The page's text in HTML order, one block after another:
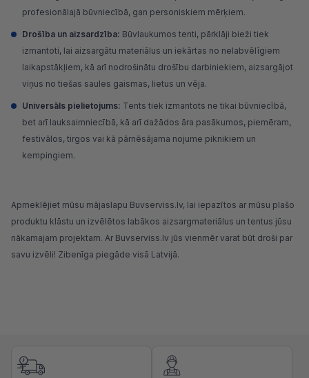
profesionālajā būvniecībā, gan personiskiem mērķiem.
Drošība un aizsardzība: Būvlaukumos tenti, pārklāji bieži tiek
izmantoti, lai aizsargātu materiālus un iekārtas no nelabvēlīgiem
laikapstākļiem, kā arī nodrošinātu drošību darbiniekiem, aizsargājot
viņus no tiešas saules gaismas, lietus un vēja.
Universāls pielietojums: Tents tiek izmantots ne tikai būvniecībā,
bet arī lauksaimniecībā, kā arī dažādos āra pasākumos, piemēram,
festivālos, tirgos vai kā pārnēsājama nojume piknikiem un
kempingiem.
Apmeklējiet mūsu mājaslapu Buvserviss.lv, lai iepazītos ar mūsu plašo
produktu klāstu un izvēlētos labākos aizsargmateriālus un tentus jūsu
nākamajam projektam. Ar Buvserviss.lv jūs vienmēr varat būt droši par
savu izvēli! Zibenīga piegāde visā Latvijā.